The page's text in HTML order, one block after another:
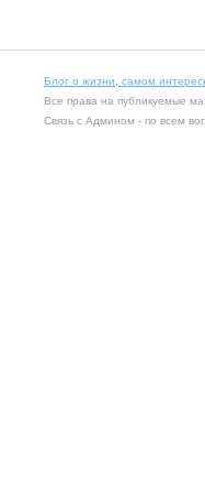
Блог о жизни, самом
Все права на публикуемые
Связь с Админом - по всем